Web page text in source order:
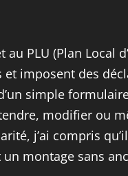
PLU (Plan Local
imposent des
simple
modifier ou
j’ai compris
montage sans